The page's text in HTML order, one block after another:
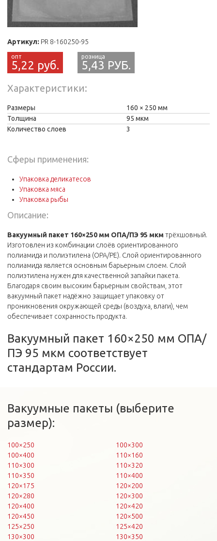
Артикул: PR 8-160250-95
5,22 руб. 5,43 РУБ.
Характеристики
Размеры 160
250 мм
Толщина
95 мкм
Количество слоев
3
Сферы применения:
Упаковка деликатесов
Упаковка мяса
Упаковка рыбы
Описание:
Вакуумный пакет 160×250 мм ОПА/ПЭ 95 мкм трёхшовный.
Изготовлен из комбинации слоёв ориентированного
полиамида и полиэтилена (OPA/PE). Слой ориентированного
полиамида является основным барьерным слоем. Слой
полиэтилена нужен для качественной запайки пакета.
Благодаря своим высоким барьерным свойствам, этот
вакуумный пакет надёжно защищает упаковку от
проникновения окружающей среды (воздуха, влаги), чем
обеспечивает сохранность продукта.
Вакуумный пакет 160×250 мм ОПА/
ПЭ 95 мкм соответствует
стандартам России.
Вакуумные пакеты (выберите
размер):
100×250
100×300
100×400
110×160
110×300
110×320
110×350
110×400
120×175
120×200
120×280
120×300
120×400
120×420
120×450
120×500
125×250
125×420
130×300
130×350